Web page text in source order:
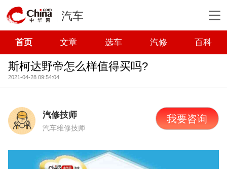
汽车
首页 文章 选车 汽修 百科
斯柯达野帝怎么样值得买吗?
2021-04-28 09:54:04
汽修技师
汽车维修技师
我要咨询